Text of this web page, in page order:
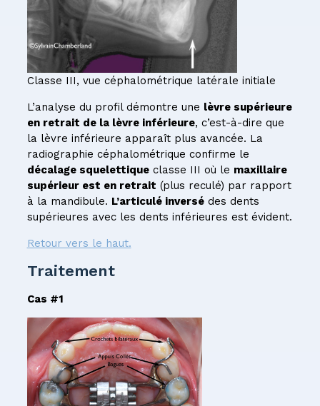
Classe III, vue céphalométrique latérale initiale
L’analyse du profil démontre une lèvre supérieure
en retrait de la lèvre inférieure, c’est-à-dire que
la lèvre inférieure apparaît plus avancée. La
radiographie céphalométrique confirme le
décalage squelettiqueclasse III où le maxillaire
supérieur est en retrait (plus reculé) par rapport
à la mandibule. L’articulé inversédes dents
supérieures avec les dents inférieures est évident.
Retour vers le haut.
Traitement
Cas #1